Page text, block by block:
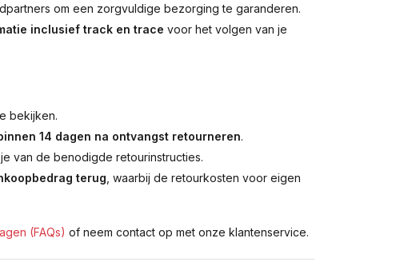
om een zorgvuldige bezorging te garanderen.
inclusief track en trace voor het volgen van je
bekijken.
14 dagen na ontvangst retourneren.
van de benodigde retourinstructies.
terug , waarbij de retourkosten voor eigen
(FAQs) of neem contact op met onze klantenservice.